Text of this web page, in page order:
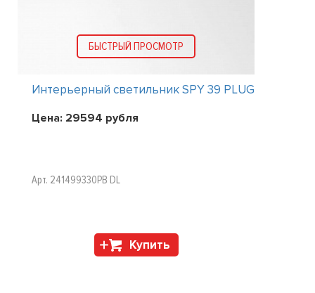
БЫСТРЫЙ ПРОСМОТР
Интерьерный светильник SPY 39 PLUG
Цена: 29594 рубля
Арт. 241499330PB DL
Купить